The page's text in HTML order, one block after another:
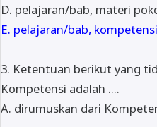
D. pelajaran/bab, materi
E. pelajaran/bab,
3. Ketentuan berikut yang
Kompetensi adalah ....
A. dirumuskan dari